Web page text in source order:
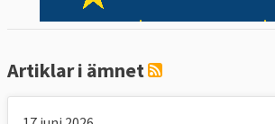
Artiklar i ämnet